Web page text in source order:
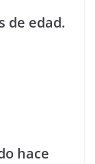
de edad.
hace